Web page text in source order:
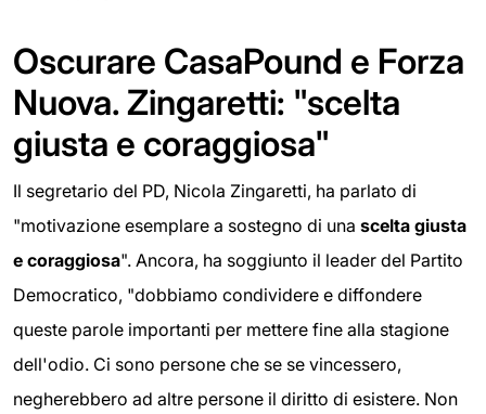
Oscurare CasaPound e Forza
Nuova. Zingaretti: "scelta
giusta e coraggiosa"
Il segretario del PD, Nicola Zingaretti, ha parlato di
"motivazione esemplare a sostegno di una scelta giusta
e coraggiosa". Ancora, ha soggiunto il leader del Partito
Democratico, "dobbiamo condividere e diffondere
queste parole importanti per mettere fine alla stagione
dell'odio. Ci sono persone che se se vincessero,
negherebbero ad altre persone il diritto di esistere. Non